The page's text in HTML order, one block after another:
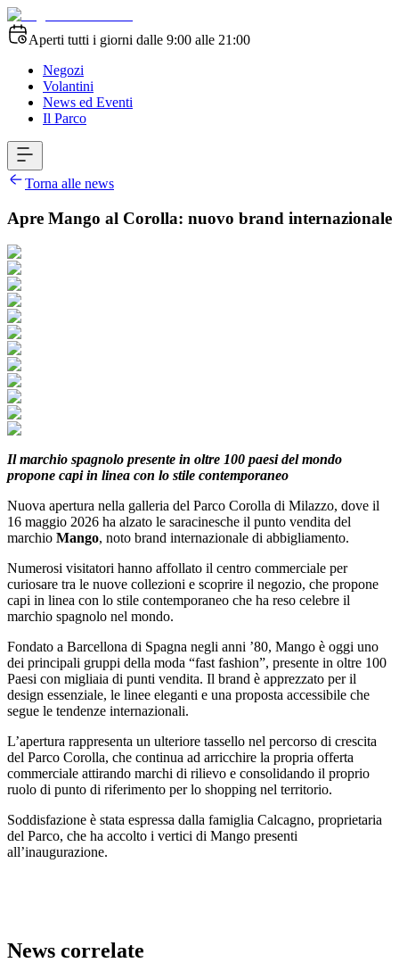
Aperti tutti i giorni dalle 9:00 alle 21:00
Negozi
Volantini
News ed Eventi
Il Parco
Torna alle news
Apre Mango al Corolla: nuovo brand internazionale
Il marchio spagnolo presente in oltre 100 paesi del mondo
propone capi in linea con lo stile contemporaneo
Nuova apertura nella galleria del Parco Corolla di Milazzo, dove il
16 maggio 2026 ha alzato le saracinesche il punto vendita del
marchio Mango, noto brand internazionale di abbigliamento.
Numerosi visitatori hanno affollato il centro commerciale per
curiosare tra le nuove collezioni e scoprire il negozio, che propone
capi in linea con lo stile contemporaneo che ha reso celebre il
marchio spagnolo nel mondo.
Fondato a Barcellona di Spagna negli anni ’80, Mango è oggi uno
dei principali gruppi della moda “fast fashion”, presente in oltre 100
Paesi con migliaia di punti vendita. Il brand è apprezzato per il
design essenziale, le linee eleganti e una proposta accessibile che
segue le tendenze internazionali.
L’apertura rappresenta un ulteriore tassello nel percorso di crescita
del Parco Corolla, che continua ad arricchire la propria offerta
commerciale attirando marchi di rilievo e consolidando il proprio
ruolo di punto di riferimento per lo shopping nel territorio.
Soddisfazione è stata espressa dalla famiglia Calcagno, proprietaria
del Parco, che ha accolto i vertici di Mango presenti
all’inaugurazione.
News correlate